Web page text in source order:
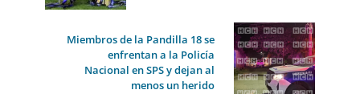
Miembros de la Pandilla 18 se
enfrentan a la Policía
Nacional en SPS y dejan al
menos un herido